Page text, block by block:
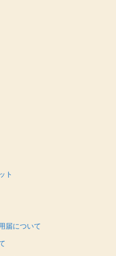
ト
届について